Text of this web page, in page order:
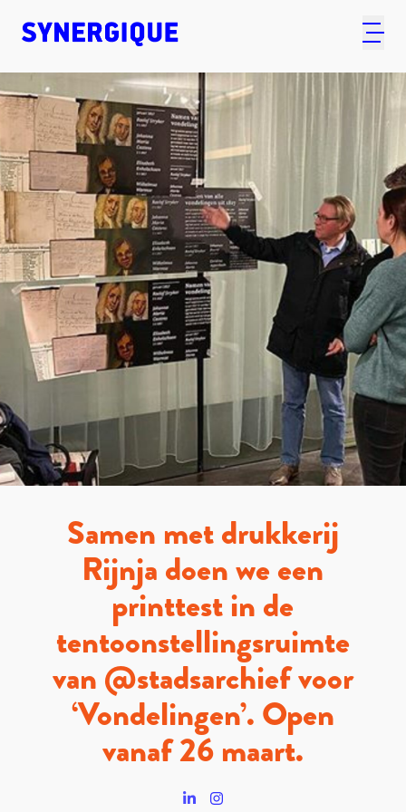
Samen met drukkerij
Rijnja doen we een
printtest in de
tentoonstellingsruimte
van @stadsarchief voor
‘Vondelingen’. Open
vanaf 26 maart.